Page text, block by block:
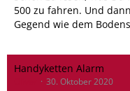
500 zu fahren. Und
Gegend wie dem
Handyketten Alarm
30. Oktober 2020